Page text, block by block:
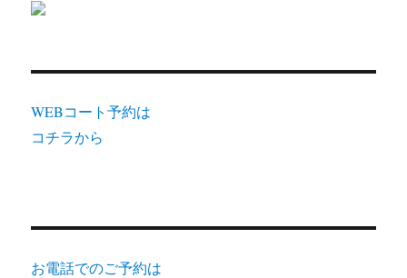
WEBコート予約は
コチラから
お電話でのご予約は